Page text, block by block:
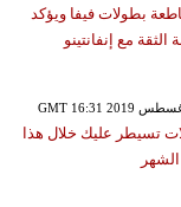
بطولات فيفا ويؤكد
الثقة مع إنفانتينو
تسيطر عليك خلال هذا
الشهر